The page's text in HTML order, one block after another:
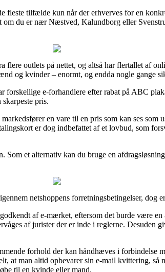
fleste tilfælde kun når der erhverves for en
du er nær Næstved, Kalundborg eller
outlets på nettet, og altså har flertallet af
og kvinder – enormt, og endda nogle gange
forskellige e-forhandlere efter rabat på ABC
pris.
en vare til en pris som kan ses som
er dog indbefattet af et lovbud, som
Som et alternativ kan du bruge en
netshoppens forretningsbetingelser, dog
af e-mærket, eftersom det burde være en
af jurister der er inde i reglerne. Desuden
forhold der kan håndhæves i forbindelse
at man altid opbevarer sin e-mail kvittering, så
til en kvinde eller mand.